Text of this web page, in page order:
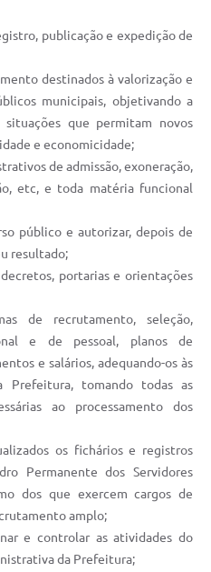
publicação e expedição de
destinados à valorização e
municipais, objetivando a
situações que permitam novos
e economicidade;
de admissão, exoneração,
etc, e toda matéria funcional
público e autorizar, depois de
resultado;
portarias e orientações
de recrutamento, seleção,
e de pessoal, planos de
e salários, adequando-os às
Prefeitura, tomando todas as
ao processamento dos
os fichários e registros
Permanente dos Servidores
dos que exercem cargos de
amplo;
e controlar as atividades do
da Prefeitura;